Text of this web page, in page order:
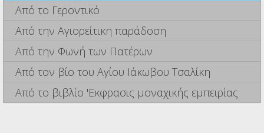
Από το Γεροντικό
Από την Αγιορείτικη παράδοση
Από την Φωνή των Πατέρων
Από τον βίο του Αγίου Ιάκωβου Τσαλίκη
Από το βιβλίο 'Εκφρασις μοναχικής εμπειρίας